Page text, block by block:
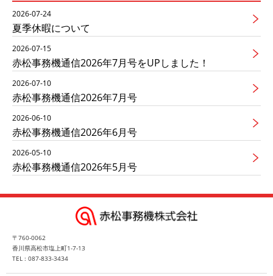
2026-07-24
夏季休暇について
2026-07-15
赤松事務機通信2026年7月号をUPしました！
2026-07-10
赤松事務機通信2026年7月号
2026-06-10
赤松事務機通信2026年6月号
2026-05-10
赤松事務機通信2026年5月号
〒760-0062
香川県高松市塩上町1-7-13
TEL : 087-833-3434